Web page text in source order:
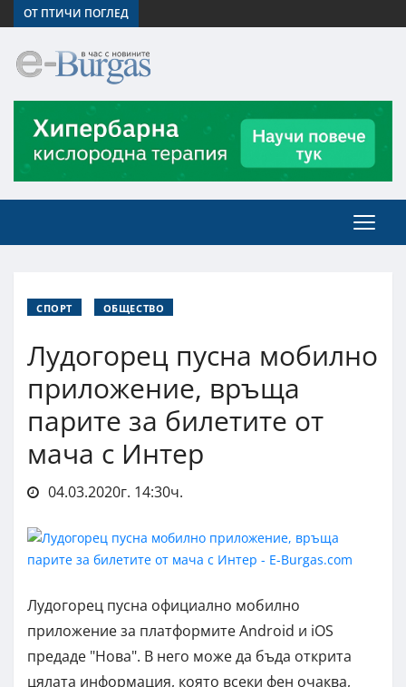
ОТ ПТИЧИ ПОГЛЕД
СПОРТ ОБЩЕСТВО
Лудогорец пусна мобилно
приложение, връща
парите за билетите от
мача с Интер
04.03.2020г. 14:30ч.
Лудогорец пусна официално мобилно
приложение за платформите Android и iOS
предаде "Нова". В него може да бъда открита
цялата информация, която всеки фен очаква,